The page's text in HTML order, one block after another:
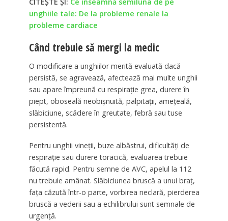
unghiile tale: De la probleme renale la
probleme cardiace
Când trebuie să mergi la medic
O modificare a unghiilor merită evaluată dacă
persistă, se agravează, afectează mai multe unghii
sau apare împreună cu respirație grea, durere în
piept, oboseală neobișnuită, palpitații, amețeală,
slăbiciune, scădere în greutate, febră sau tuse
persistentă.
Pentru unghii vineții, buze albăstrui, dificultăți de
respirație sau durere toracică, evaluarea trebuie
făcută rapid. Pentru semne de AVC, apelul la 112
nu trebuie amânat. Slăbiciunea bruscă a unui braț,
fața căzută într-o parte, vorbirea neclară, pierderea
bruscă a vederii sau a echilibrului sunt semnale de
urgență.